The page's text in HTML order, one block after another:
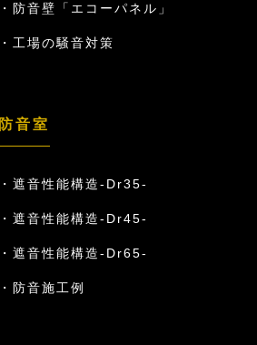
防音壁「エコーパネル」
工場の騒音対策
防音室
遮音性能構造-Dr35-
遮音性能構造-Dr45-
遮音性能構造-Dr65-
防音施工例